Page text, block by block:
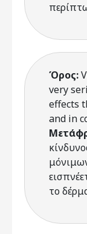
Όρος:
very
effects
and in
το